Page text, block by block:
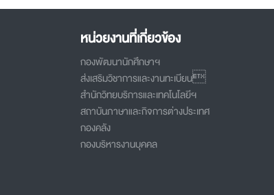
หน่วยงานที่เกี่ยวข้อง
กองพัฒนานักศึกษาฯ
ส่งเสริมวิชาการและงานทะเบียน
สำนักวิทยบริการและเทคโนโลยีฯ
สถาบันภาษาและกิจการต่างประเทศ
กองคลัง
กองบริหารงานบุคคล